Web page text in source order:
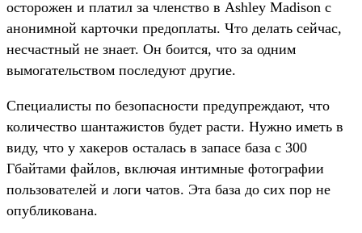
осторожен и платил за членство в Ashley Madison с
анонимной карточки предоплаты. Что делать сейчас,
несчастный не знает. Он боится, что за одним
вымогательством последуют другие.
Специалисты по безопасности предупреждают, что
количество шантажистов будет расти. Нужно иметь в
виду, что у хакеров осталась в запасе база с 300
Гбайтами файлов, включая интимные фотографии
пользователей и логи чатов. Эта база до сих пор не
опубликована.